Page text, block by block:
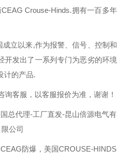
CEAG Crouse-Hinds.拥有一百多年
成立以来,作为报警、信号、控制和
开发出了一系列专门为恶劣的环境
计的产品.
询客服，以客服报价为准，谢谢！
总代理-工厂直发-昆山倍源电气有
限公司
防爆，美国CROUSE-HINDS